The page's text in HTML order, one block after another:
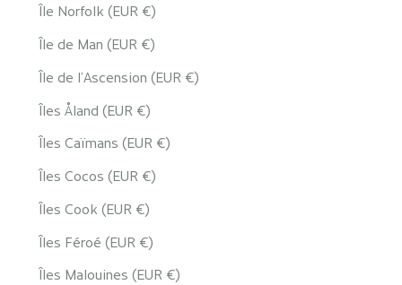
Île Norfolk (EUR €)
Île de Man (EUR €)
Île de l’Ascension (EUR €)
Îles Åland (EUR €)
Îles Caïmans (EUR €)
Îles Cocos (EUR €)
Îles Cook (EUR €)
Îles Féroé (EUR €)
Îles Malouines (EUR €)